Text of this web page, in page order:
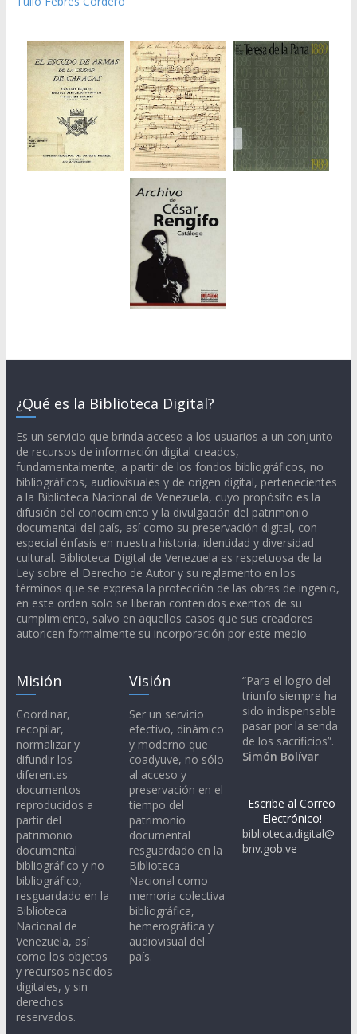
¿Qué es la Biblioteca Digital?
Es un servicio que brinda acceso a los usuarios a un conjunto
de recursos de información digital creados,
fundamentalmente, a partir de los fondos bibliográficos, no
bibliográficos, audiovisuales y de origen digital, pertenecientes
a la Biblioteca Nacional de Venezuela, cuyo propósito es la
difusión del conocimiento y la divulgación del patrimonio
documental del país, así como su preservación digital, con
especial énfasis en nuestra historia, identidad y diversidad
cultural. Biblioteca Digital de Venezuela es respetuosa de la
Ley sobre el Derecho de Autor y su reglamento en los
términos que se expresa la protección de las obras de ingenio,
en este orden solo se liberan contenidos exentos de su
cumplimiento, salvo en aquellos casos que sus creadores
autoricen formalmente su incorporación por este medio
Misión
Coordinar,
recopilar,
normalizar y
difundir los
diferentes
documentos
reproducidos a
partir del
patrimonio
documental
bibliográfico y no
bibliográfico,
resguardado en la
Biblioteca
Nacional de
Venezuela, así
como los objetos
y recursos nacidos
digitales, y sin
derechos
reservados.
Visión
Ser un servicio
efectivo, dinámico
y moderno que
coadyuve, no sólo
al acceso y
preservación en el
tiempo del
patrimonio
documental
resguardado en la
Biblioteca
Nacional como
memoria colectiva
bibliográfica,
hemerográfica y
audiovisual del
país.
“Para el logro del
triunfo siempre ha
sido indispensable
pasar por la senda
de los sacrificios”.
Simón Bolívar
Escribe al Correo
Electrónico!
biblioteca.digital@
bnv.gob.ve